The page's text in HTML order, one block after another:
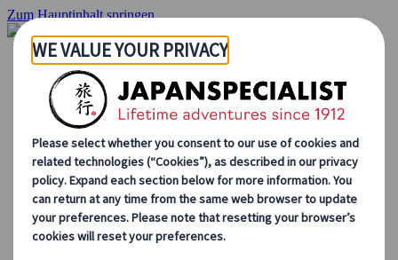
Zum Hauptinhalt springen
Startseite
Rundreisen
Individuelle Reisen
Gruppenreisen
Selbstfahrerreisen
Ausflüge
Maßgeschneiderte Gruppenreisen
Japan Rail Pass
Wie wir arbeiten
Über uns
Treffen Sie unser Team
Werden Sie Teil unseres Teams